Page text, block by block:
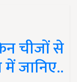
चीजों से
जानिए..